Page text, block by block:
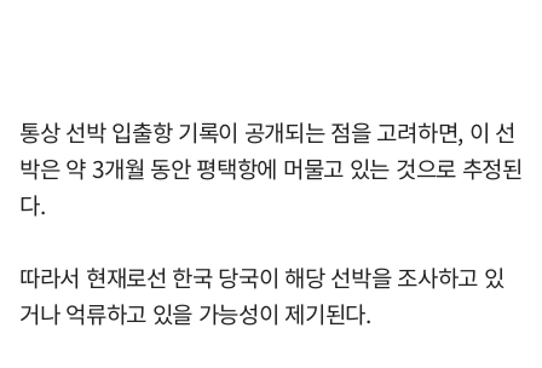
통상 선박 입출항 기록이 공개되는 점을 고려하면, 이 선
박은 약 3개월 동안 평택항에 머물고 있는 것으로 추정된
다.
따라서 현재로선 한국 당국이 해당 선박을 조사하고 있
거나 억류하고 있을 가능성이 제기된다.